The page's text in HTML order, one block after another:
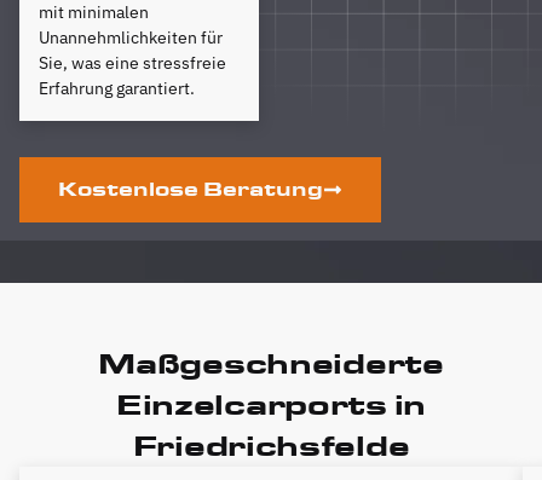
mit minimalen
Unannehmlichkeiten für
Sie, was eine stressfreie
Erfahrung garantiert.
Kostenlose Beratung
Maßgeschneiderte
Einzelcarports in
Friedrichsfelde